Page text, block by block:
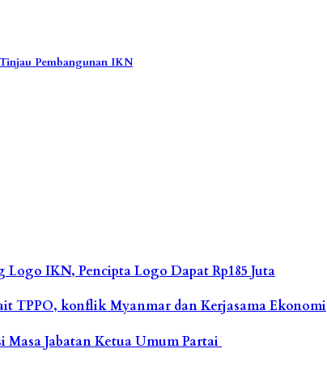
Pembangunan IKN
IKN, Pencipta Logo Dapat Rp185 Juta
TPPO, konflik Myanmar dan Kerjasama Ekonomi
Jabatan Ketua Umum Partai